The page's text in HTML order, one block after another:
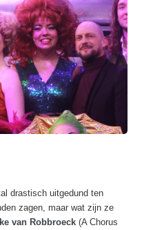
drastisch uitgedund ten
zagen, maar wat zijn ze
van Robbroeck (A Chorus